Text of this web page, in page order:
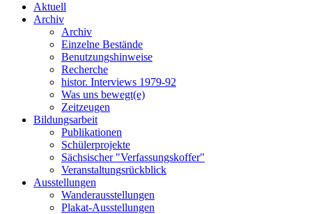
Aktuell
Archiv
Archiv
Einzelne Bestände
Benutzungshinweise
Recherche
histor. Interviews 1979-92
Was uns bewegt(e)
Zeitzeugen
Bildungsarbeit
Publikationen
Schülerprojekte
Sächsischer "Verfassungskoffer"
Veranstaltungsrückblick
Ausstellungen
Wanderausstellungen
Plakat-Ausstellungen